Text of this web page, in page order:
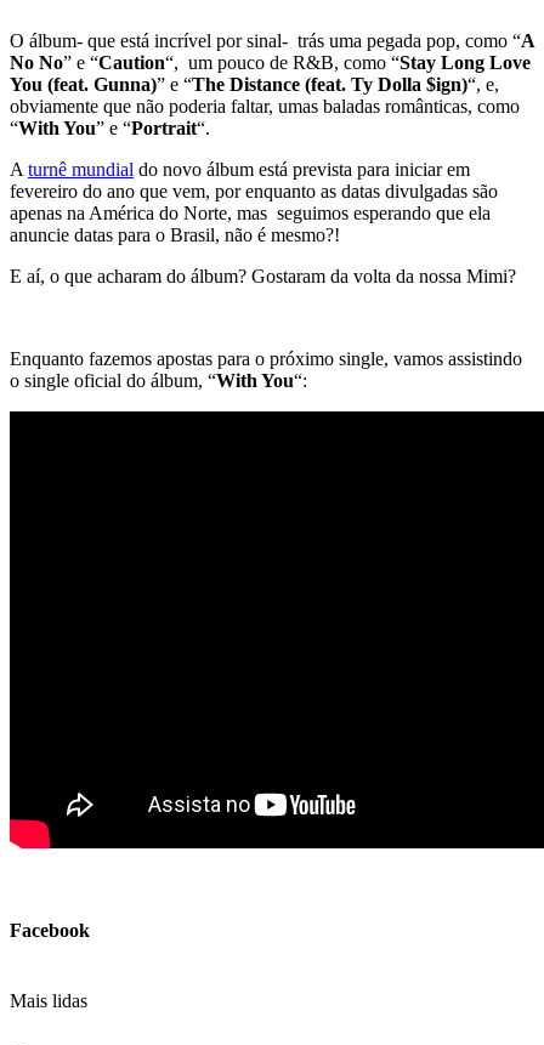
O álbum- que está incrível por sinal- trás uma pegada pop, como “A
No No” e “Caution“, um pouco de R&B, como “Stay Long Love
You (feat. Gunna)” e “The Distance (feat. Ty Dolla $ign)“, e,
obviamente que não poderia faltar, umas baladas românticas, como
“With You” e “Portrait“.
A turnê mundial do novo álbum está prevista para iniciar em
fevereiro do ano que vem, por enquanto as datas divulgadas são
apenas na América do Norte, mas seguimos esperando que ela
anuncie datas para o Brasil, não é mesmo?!
E aí, o que acharam do álbum? Gostaram da volta da nossa Mimi?
Enquanto fazemos apostas para o próximo single, vamos assistindo
o single oficial do álbum, “With You“:
Facebook
Mais lidas